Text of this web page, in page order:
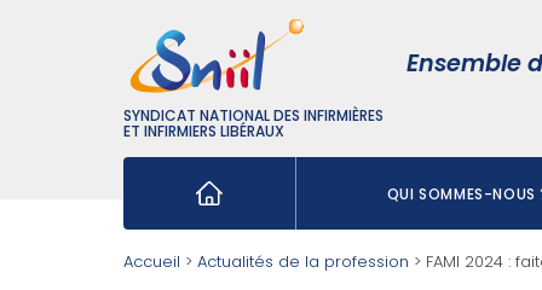
SYNDICAT NATIONAL DES INFIRMIÈRES
ET INFIRMIERS LIBÉRAUX
Ensemble
QUI SOMMES-NOUS
Accueil > Actualités de la profession > FAMI 2024 :